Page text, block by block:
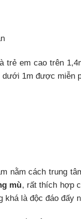
em cao trên
dưới 1m được miễn
nằm cách trung
mù, rất thích hợp
là độc đáo đấy